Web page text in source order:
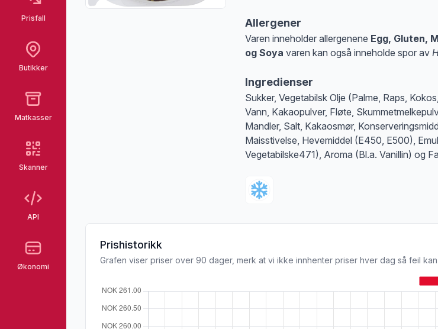
Prisfall
Butikker
Matkasser
Skanner
API
Økonomi
Allergener
Varen inneholder allergenene Egg, Gluten,
og Soya varen kan også inneholde spor av
at denne informasjonen er bare til informasjon,
Ingredienser
Sukker, Vegetabilsk Olje (Palme, Raps,
Vann, Kakaopulver, Fløte,
Mandler, Salt, Kakaosmør,
Maisstivelse, Hevemiddel (E450, E500),
Vegetabilske471), Aroma (Bl.a. Vanillin) og
Prishistorikk
Grafen viser priser over 90 dager, merk at vi ikke innhenter priser hver dag så feil